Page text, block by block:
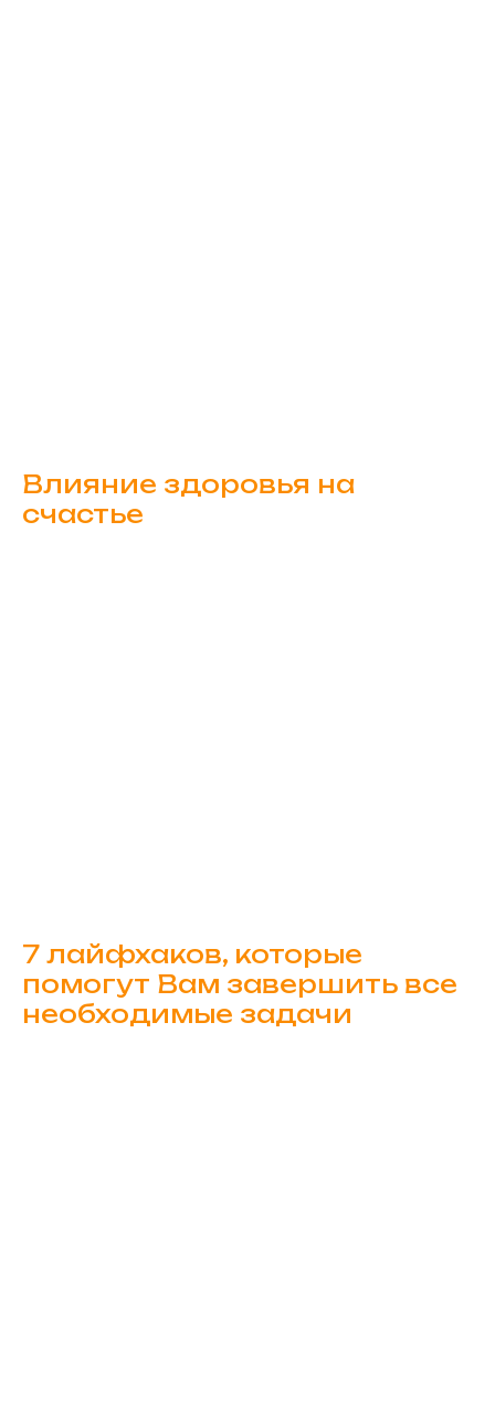
Влияние здоровья на
счастье
7 лайфхаков, которые
помогут Вам завершить все
необходимые задачи